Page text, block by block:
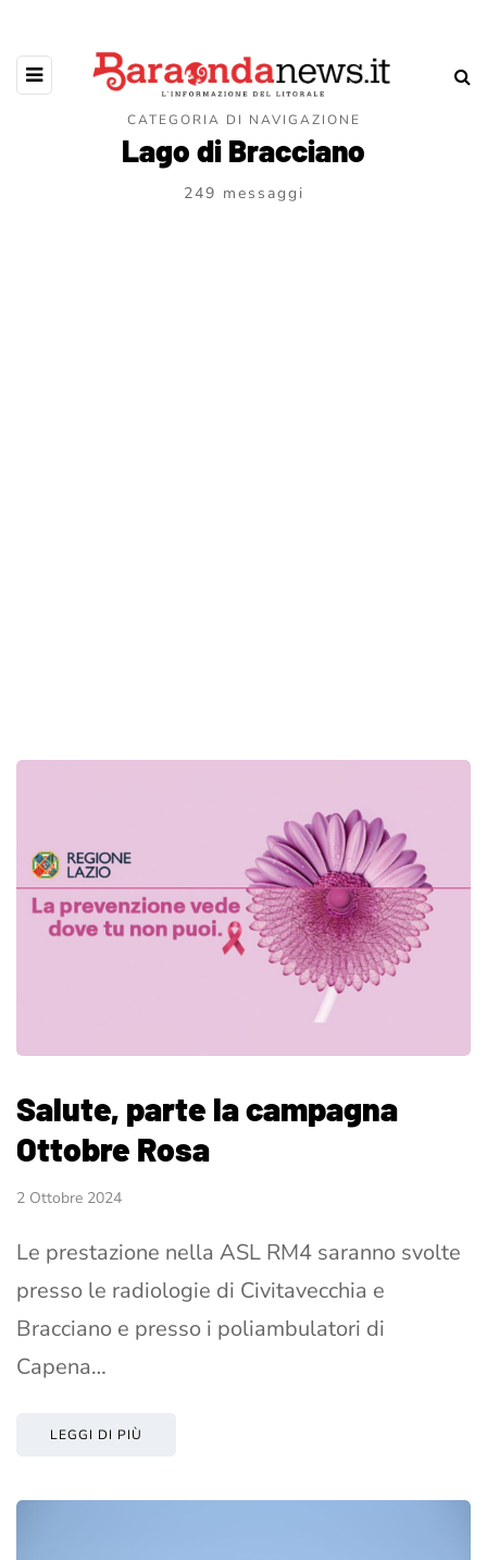
CATEGORIA DI NAVIGAZIONE
Lago di Bracciano
249 messaggi
Salute, parte la campagna
Ottobre Rosa
2 Ottobre 2024
Le prestazione nella ASL RM4 saranno svolte
presso le radiologie di Civitavecchia e
Bracciano e presso i poliambulatori di
Capena…
LEGGI DI PIÙ